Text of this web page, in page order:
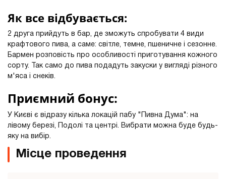
Як все відбувається:
2 друга прийдуть в бар, де зможуть спробувати 4 види
крафтового пива, а саме: світле, темне, пшеничне і сезонне.
Бармен розповість про особливості приготування кожного
сорту. Так само до пива подадуть закуски у вигляді різного
м'яса і снеків.
Приємний бонус:
У Києві є відразу кілька локацій пабу "Пивна Дума": на
лівому березі, Подолі та центрі. Вибрати можна буде будь-
яку на вибір.
Місце проведення